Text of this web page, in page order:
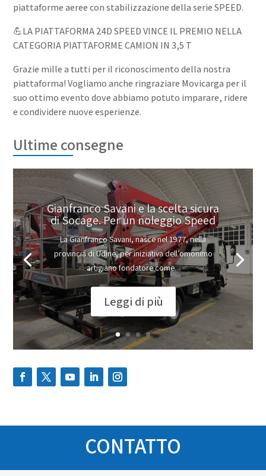
piattaforme aeree con stabilizzazione della serie SPEED.
💪LA PIATTAFORMA 24D SPEED VINCE IL PREMIO NELLA
CATEGORIA PIATTAFORME CAMION IN 3,5 T
Grazie mille a tutti per il riconoscimento della nostra
piattaforma! Vogliamo anche ringraziare Movicarga per il
suo ottimo evento dove abbiamo potuto imparare, ridere
e condividere nuove esperienze.
Ultime consegne
Gianfranco Savani e la scelta sicura
di Socage. Per un noleggio Speed
La Gianfranco Savani, nasce nel 1977, nella
provincia di Udine, per iniziativa dell’omonimo
artigiano fondatore come...
Leggi di più
CONTATTO